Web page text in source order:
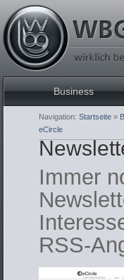
Immer
RSS-
Business
Navigation: Startseite »
eCircle